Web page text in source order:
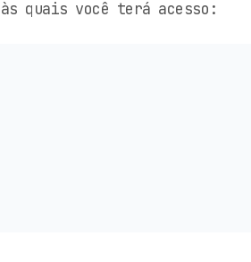
quais você terá acesso: